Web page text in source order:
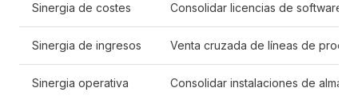
Sinergia de costes Consolidar licencias de software
Sinergia de ingresos Venta cruzada de líneas de
Sinergia operativa Consolidar instalaciones de